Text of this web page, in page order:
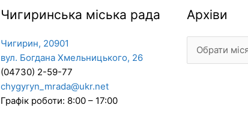
Чигиринська міська рада
Чигирин, 20901
вул. Богдана Хмельницького, 26
(04730) 2-59-77
chygyryn_mrada@ukr.net
Графік роботи: 8:00 – 17:00
Архіви
Архіви